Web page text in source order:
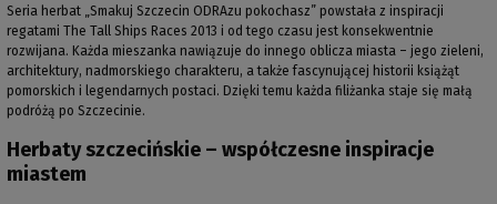
Seria herbat „Smakuj Szczecin ODRAzu pokochasz” powstała z inspiracji
regatami The Tall Ships Races 2013 i od tego czasu jest konsekwentnie
rozwijana. Każda mieszanka nawiązuje do innego oblicza miasta – jego zieleni,
architektury, nadmorskiego charakteru, a także fascynującej historii książąt
pomorskich i legendarnych postaci. Dzięki temu każda filiżanka staje się małą
podróżą po Szczecinie.
Herbaty szczecińskie – współczesne inspiracje
miastem